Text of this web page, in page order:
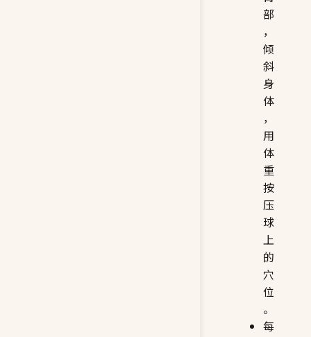
部
，
倾
斜
身
体
，
用
体
重
按
压
球
上
的
穴
位
。
每